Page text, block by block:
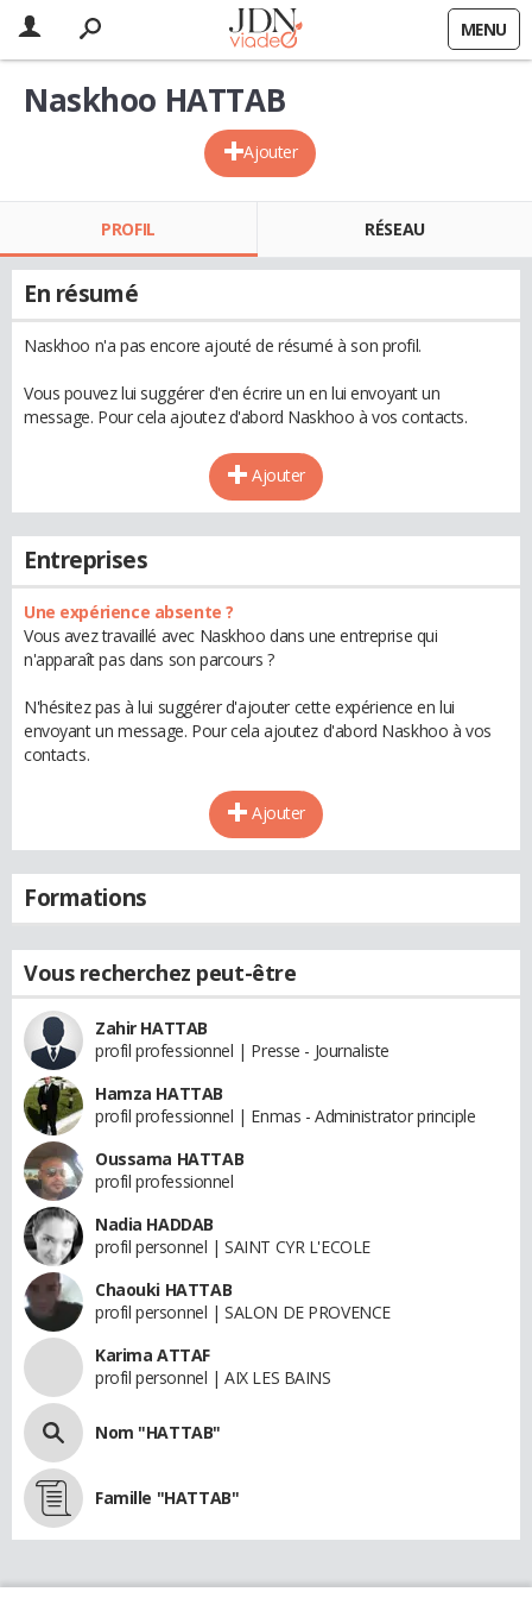
MENU
Ajouter
Naskhoo HATTAB
PROFIL RÉSEAU
En résumé
Naskhoo n'a pas encore ajouté de résumé à son profil.
Vous pouvez lui suggérer d'en écrire un en lui envoyant un
message. Pour cela ajoutez d'abord Naskhoo à vos contacts.
Ajouter
Entreprises
Une expérience absente ?
Vous avez travaillé avec Naskhoo dans une entreprise qui
n'apparaît pas dans son parcours ?
N'hésitez pas à lui suggérer d'ajouter cette expérience en lui
envoyant un message. Pour cela ajoutez d'abord Naskhoo à vos
contacts.
Ajouter
Formations
Vous recherchez peut-être
Zahir HATTAB
profil professionnel | Presse - Journaliste
Hamza HATTAB
profil professionnel | Enmas - Administrator principle
Oussama HATTAB
profil professionnel
Nadia HADDAB
profil personnel | SAINT CYR L'ECOLE
Chaouki HATTAB
profil personnel | SALON DE PROVENCE
Karima ATTAF
profil personnel | AIX LES BAINS
Nom "HATTAB"
Famille "HATTAB"